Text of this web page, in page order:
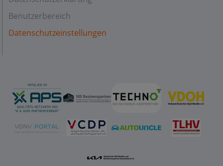
Benutzerbereich
Datenschutzeinstellungen